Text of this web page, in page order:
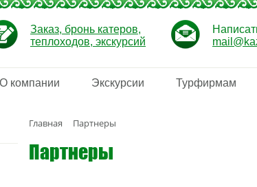
Заказ, бронь катеров,
теплоходов, экскурсий
О компании Экскурсии Турфирмам
Главная Партнеры
Партнеры